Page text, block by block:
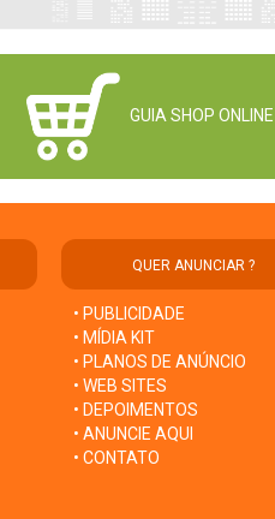
GUIA SHOP ONLINE
QUER ANUNCIAR ?
• PUBLICIDADE
• MÍDIA KIT
• PLANOS DE ANÚNCIO
• WEB SITES
• DEPOIMENTOS
• ANUNCIE AQUI
• CONTATO